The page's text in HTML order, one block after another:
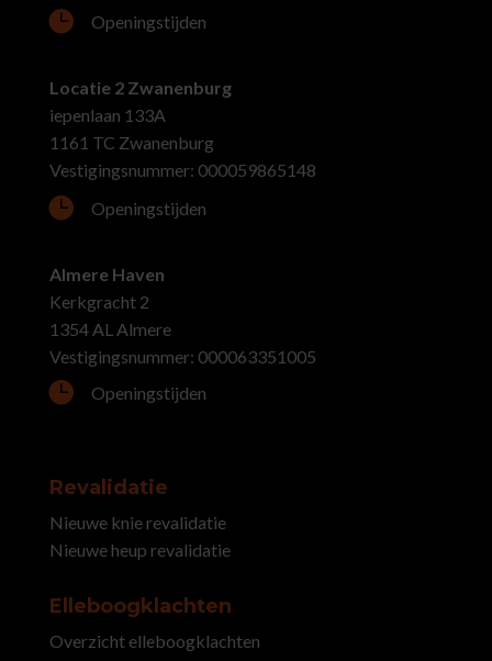
 Openingstijden
Locatie 2 Zwanenburg
iepenlaan 133A
1161 TC Zwanenburg
Vestigingsnummer: 000059865148
 Openingstijden
Almere Haven
Kerkgracht 2
1354 AL Almere
Vestigingsnummer: 000063351005
 Openingstijden
Revalidatie
Nieuwe knie revalidatie
Nieuwe heup revalidatie
Elleboogklachten
Overzicht elleboogklachten